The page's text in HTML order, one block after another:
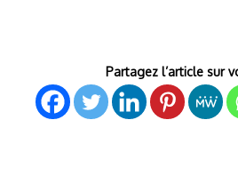
Partagez l’article sur